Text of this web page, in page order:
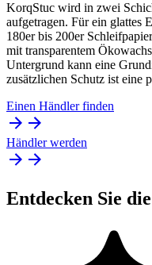
KorqStuc wird in zwei
aufgetragen. Für ein glattes
180er bis 200er
mit transparentem
Untergrund kann eine
zusätzlichen Schutz ist eine
Einen Händler finden
Händler werden
Entdecken Sie